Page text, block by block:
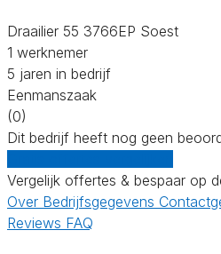
Draailier 55 3766EP Soest
1 werknemer
5 jaren in bedrijf
Eenmanszaak
(0)
Dit bedrijf heeft nog geen
Vergelijk offertes & bespaar op
Over Bedrijfsgegevens
Reviews FAQ